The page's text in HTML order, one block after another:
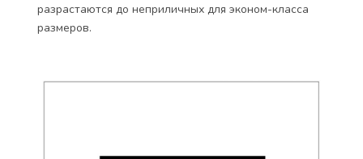
разрастаются до неприличных для эконом-класса
размеров.